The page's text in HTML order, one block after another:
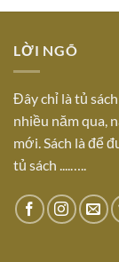
LỜI NGÕ
Đây chỉ là tủ
nhiều năm qua,
mới. Sách là để
tủ sách ....…..